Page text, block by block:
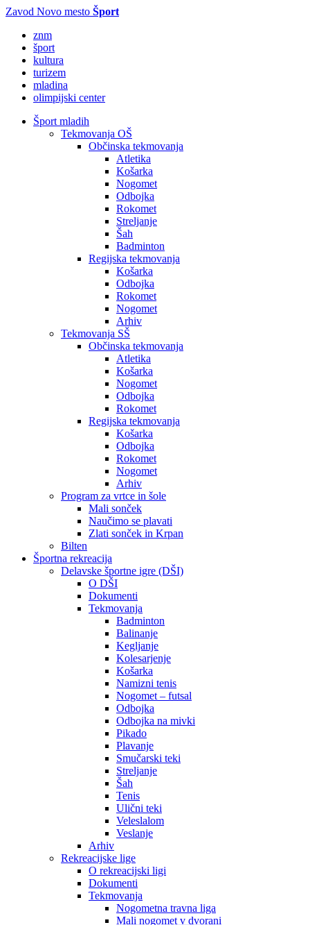
Zavod Novo mesto Šport
znm
šport
kultura
turizem
mladina
olimpijski center
Šport mladih
Tekmovanja OŠ
Občinska tekmovanja
Atletika
Košarka
Nogomet
Odbojka
Rokomet
Streljanje
Šah
Badminton
Regijska tekmovanja
Košarka
Odbojka
Rokomet
Nogomet
Arhiv
Tekmovanja SŠ
Občinska tekmovanja
Atletika
Košarka
Nogomet
Odbojka
Rokomet
Regijska tekmovanja
Košarka
Odbojka
Rokomet
Nogomet
Arhiv
Program za vrtce in šole
Mali sonček
Naučimo se plavati
Zlati sonček in Krpan
Bilten
Športna rekreacija
Delavske športne igre (DŠI)
O DŠI
Dokumenti
Tekmovanja
Badminton
Balinanje
Kegljanje
Kolesarjenje
Košarka
Namizni tenis
Nogomet – futsal
Odbojka
Odbojka na mivki
Pikado
Plavanje
Smučarski teki
Streljanje
Šah
Tenis
Ulični teki
Veleslalom
Veslanje
Arhiv
Rekreacijske lige
O rekreacijski ligi
Dokumenti
Tekmovanja
Nogometna travna liga
Mali nogomet v dvorani